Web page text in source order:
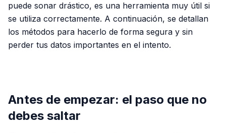
puede sonar drástico, es una herramienta muy útil si
se utiliza correctamente. A continuación, se detallan
los métodos para hacerlo de forma segura y sin
perder tus datos importantes en el intento.
Antes de empezar: el paso que no
debes saltar